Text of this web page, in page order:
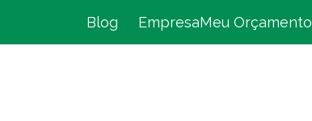
Blog EmpresaMeu Orçamento